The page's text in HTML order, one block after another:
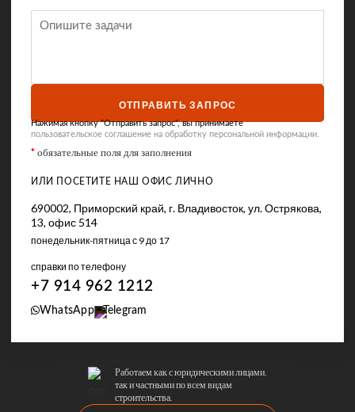
ОТПРАВИТЬ ЗАПРОС
Нажимая кнопку "Отправить запрос", вы принимаете
пользовательское соглашение на обработку персональной информации.
*обязательные поля для заполнения
ИЛИ ПОСЕТИТЕ НАШ ОФИС ЛИЧНО
690002, Приморский край, г. Владивосток, ул. Острякова,
13, офис 514
понедельник-пятница с 9 до 17
справки по телефону
+7 914 962 1212
WhatsApp Telegram
Работаем как с юридическими лицами,
так и частными по всем видам
строительства.